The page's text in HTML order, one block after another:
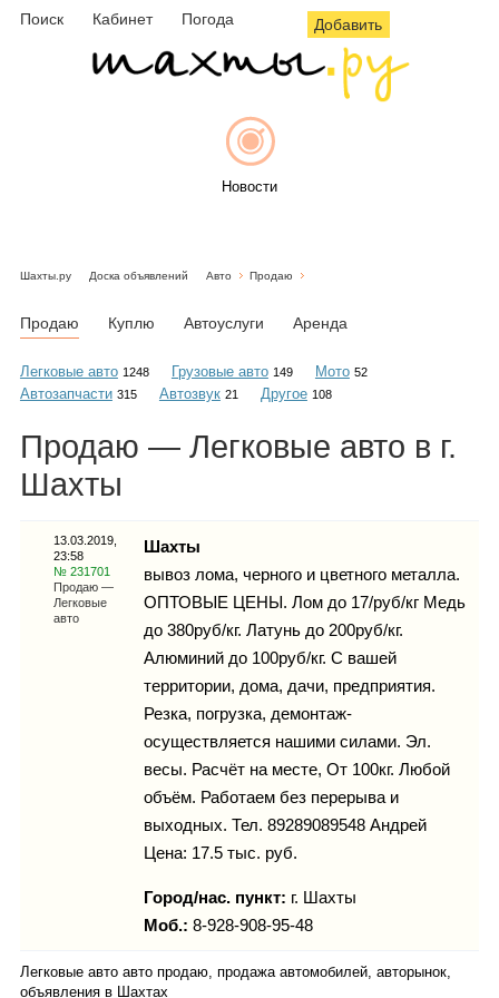
Поиск Кабинет Погода Добавить
Новости
Объявления
Инфо
Гороскоп
Карты
Фотогалерея
Шахты.ру Доска объявлений Авто Продаю
Продаю Куплю Автоуслуги Аренда
Легковые авто 1248 Грузовые авто 149 Мото 52
Автозапчасти 315 Автозвук 21 Другое 108
Продаю — Легковые авто в г.
Шахты
13.03.2019,
23:58
№ 231701
Продаю —
Легковые
авто
Шахты
вывоз лома, черного и цветного металла.
ОПТОВЫЕ ЦЕНЫ. Лом до 17/руб/кг Медь
до 380руб/кг. Латунь до 200руб/кг.
Алюминий до 100руб/кг. С вашей
территории, дома, дачи, предприятия.
Резка, погрузка, демонтаж-
осуществляется нашими силами. Эл.
весы. Расчёт на месте, От 100кг. Любой
объём. Работаем без перерыва и
выходных. Тел. 89289089548 Андрей
Цена: 17.5 тыс. руб.
Город/нас. пункт: г. Шахты
Моб.: 8-928-908-95-48
Легковые авто авто продаю, продажа автомобилей, авторынок,
объявления в Шахтах